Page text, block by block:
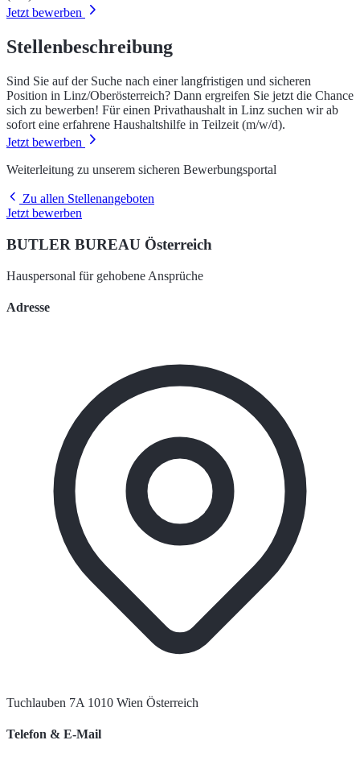
Jetzt bewerben
Stellenbeschreibung
Sind Sie auf der Suche nach einer langfristigen und sicheren
Position in Linz/Oberösterreich? Dann ergreifen Sie jetzt die Chance
sich zu bewerben! Für einen Privathaushalt in Linz suchen wir ab
sofort eine erfahrene Haushaltshilfe in Teilzeit (m/w/d).
Jetzt bewerben
Weiterleitung zu unserem sicheren Bewerbungsportal
Zu allen Stellenangeboten
Jetzt bewerben
BUTLER BUREAU Österreich
Hauspersonal für gehobene Ansprüche
Adresse
Tuchlauben 7A 1010 Wien Österreich
Telefon & E-Mail